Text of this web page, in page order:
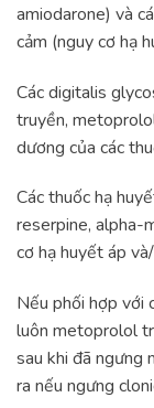
amiodarone) và
cảm (nguy cơ hạ
Các digitalis
truyền,
dương của các
Các thuốc hạ
reserpine, alpha-
cơ hạ huyết áp
Nếu phối hợp với
luôn metoprolol
sau khi đã ngưng
ra nếu ngưng